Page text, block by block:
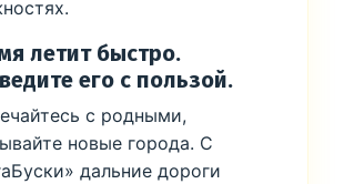
летит быстро.
его с пользой.
с родными,
новые города. С
дальние дороги